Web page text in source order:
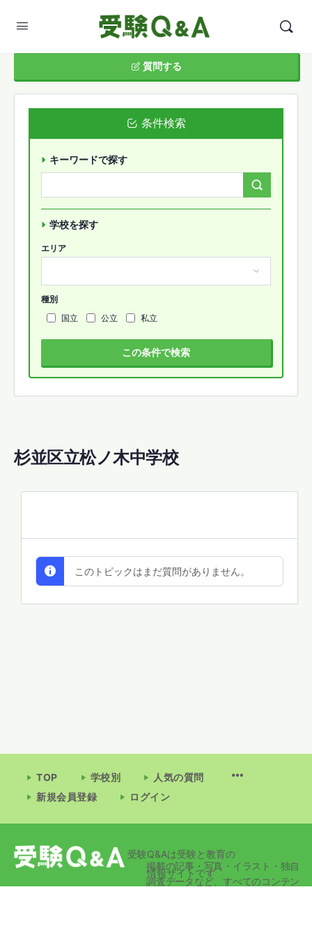
杉並区立松ノ木中学校
このトピックはまだ質問がありません。
質問する
条件検索
キーワードで探す
学校を探す
エリア
種別
国立
公立 私立
この条件で検索
TOP 学校別
人気の質問
新規会員登録
ログイン
受験Q&Aは受験と教育の
情報サイトです
掲載の記事・写真・イラスト・独自
調査データなど、すべてのコンテン